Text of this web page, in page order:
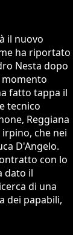
il nuovo
ha riportato
Nesta dopo
momento
fatto tappa il
tecnico
Reggiana
che nei
D'Angelo.
con lo
dato il
di una
dei papabili,